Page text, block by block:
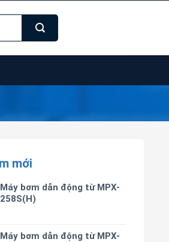
mới
Máy bơm dẫn động từ MPX-
258S(H)
Máy bơm dẫn động từ MPX-